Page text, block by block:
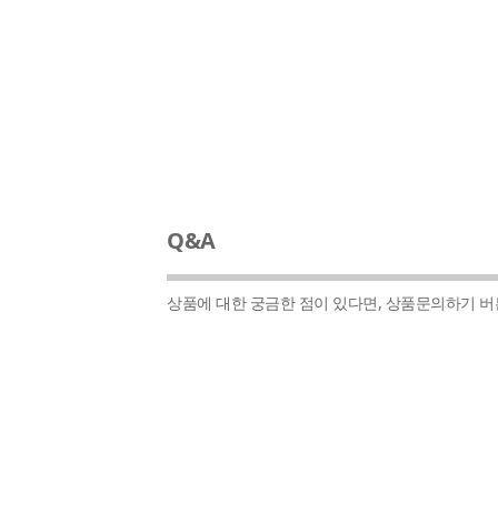
Q&A
상품에 대한 궁금한 점이 있다면, 상품문의하기